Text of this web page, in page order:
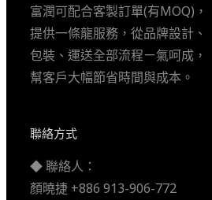
富潤可配合客製訂單(有MOQ)，
提供一條龍服務，從品牌設計、
包裝、運送全部流程ㄧ氣呵成，
幫客戶大幅節省時間與成本。
聯絡方式
◆ 聯絡人：
顏曉捷 +886 913-906-772